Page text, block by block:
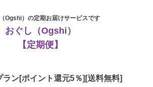
Ogshi）の定期お届けサービスです
おぐし（Ogshi）
【定期便】
ラン[ポイント還元5％][送料無料]